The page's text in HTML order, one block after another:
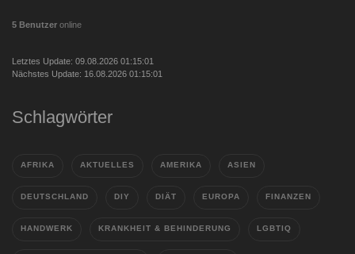
5 Benutzer online
Letztes Update: 09.08.2026 01:15:01
Nächstes Update: 16.08.2026 01:15:01
Schlagwörter
AFRIKA AKTUELLES AMERIKA ASIEN
DEUTSCHLAND DIY DIÄT EUROPA FINANZEN
HANDWERK KRANKHEIT & BEHINDERUNG LGBTIQ